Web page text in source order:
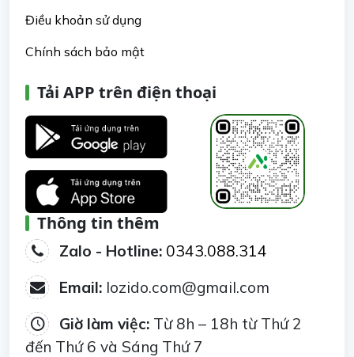
Điều khoản sử dụng
Chính sách bảo mật
Tải APP trên điện thoại
Thông tin thêm
Zalo - Hotline: 0343.088.314
Email: lozido.com@gmail.com
Giờ làm việc: Từ 8h – 18h từ Thứ 2
đến Thứ 6 và Sáng Thứ 7